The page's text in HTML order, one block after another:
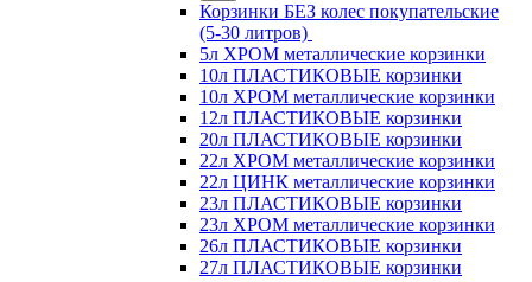
Корзинки БЕЗ колес покупательские
(5-30 литров)
5л ХРОМ металлические корзинки
10л ПЛАСТИКОВЫЕ корзинки
10л ХРОМ металлические корзинки
12л ПЛАСТИКОВЫЕ корзинки
20л ПЛАСТИКОВЫЕ корзинки
22л ХРОМ металлические корзинки
22л ЦИНК металлические корзинки
23л ПЛАСТИКОВЫЕ корзинки
23л ХРОМ металлические корзинки
26л ПЛАСТИКОВЫЕ корзинки
27л ПЛАСТИКОВЫЕ корзинки